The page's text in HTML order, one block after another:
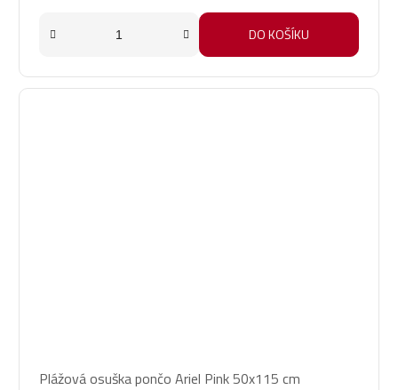
DO KOŠÍKU
Plážová osuška pončo Ariel Pink 50x115 cm